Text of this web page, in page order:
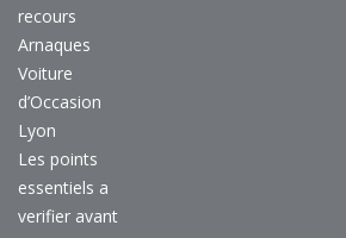
recours
Arnaques
Voiture
d’Occasion
Lyon
Les points
essentiels a
verifier avant